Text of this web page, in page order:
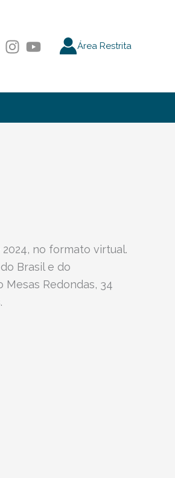
Área Restrita
no formato virtual.
Brasil e do
Redondas, 34